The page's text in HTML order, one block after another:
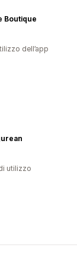
Boutique
dell’app
utilizzo